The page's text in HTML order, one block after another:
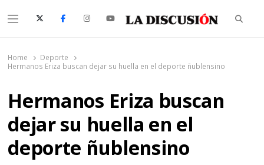
Menu
Home
Deporte
Hermanos Eriza buscan dejar su huella en el deporte ñublensino
Hermanos Eriza buscan
dejar su huella en el
deporte ñublensino